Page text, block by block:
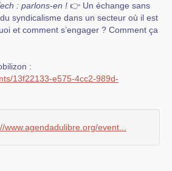
: parlons-en ! 👉 Un échange sans
syndicalisme dans un secteur où il est
et comment s’engager ? Comment ça
:
13f22133-e575-4cc2-989d-
www.agendadulibre.org/event...